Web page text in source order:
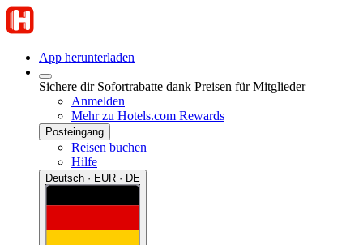
App herunterladen
Sichere dir Sofortrabatte dank Preisen für Mitglieder
Anmelden
Mehr zu Hotels.com Rewards
Posteingang
Reisen buchen
Hilfe
Deutsch · EUR · DE